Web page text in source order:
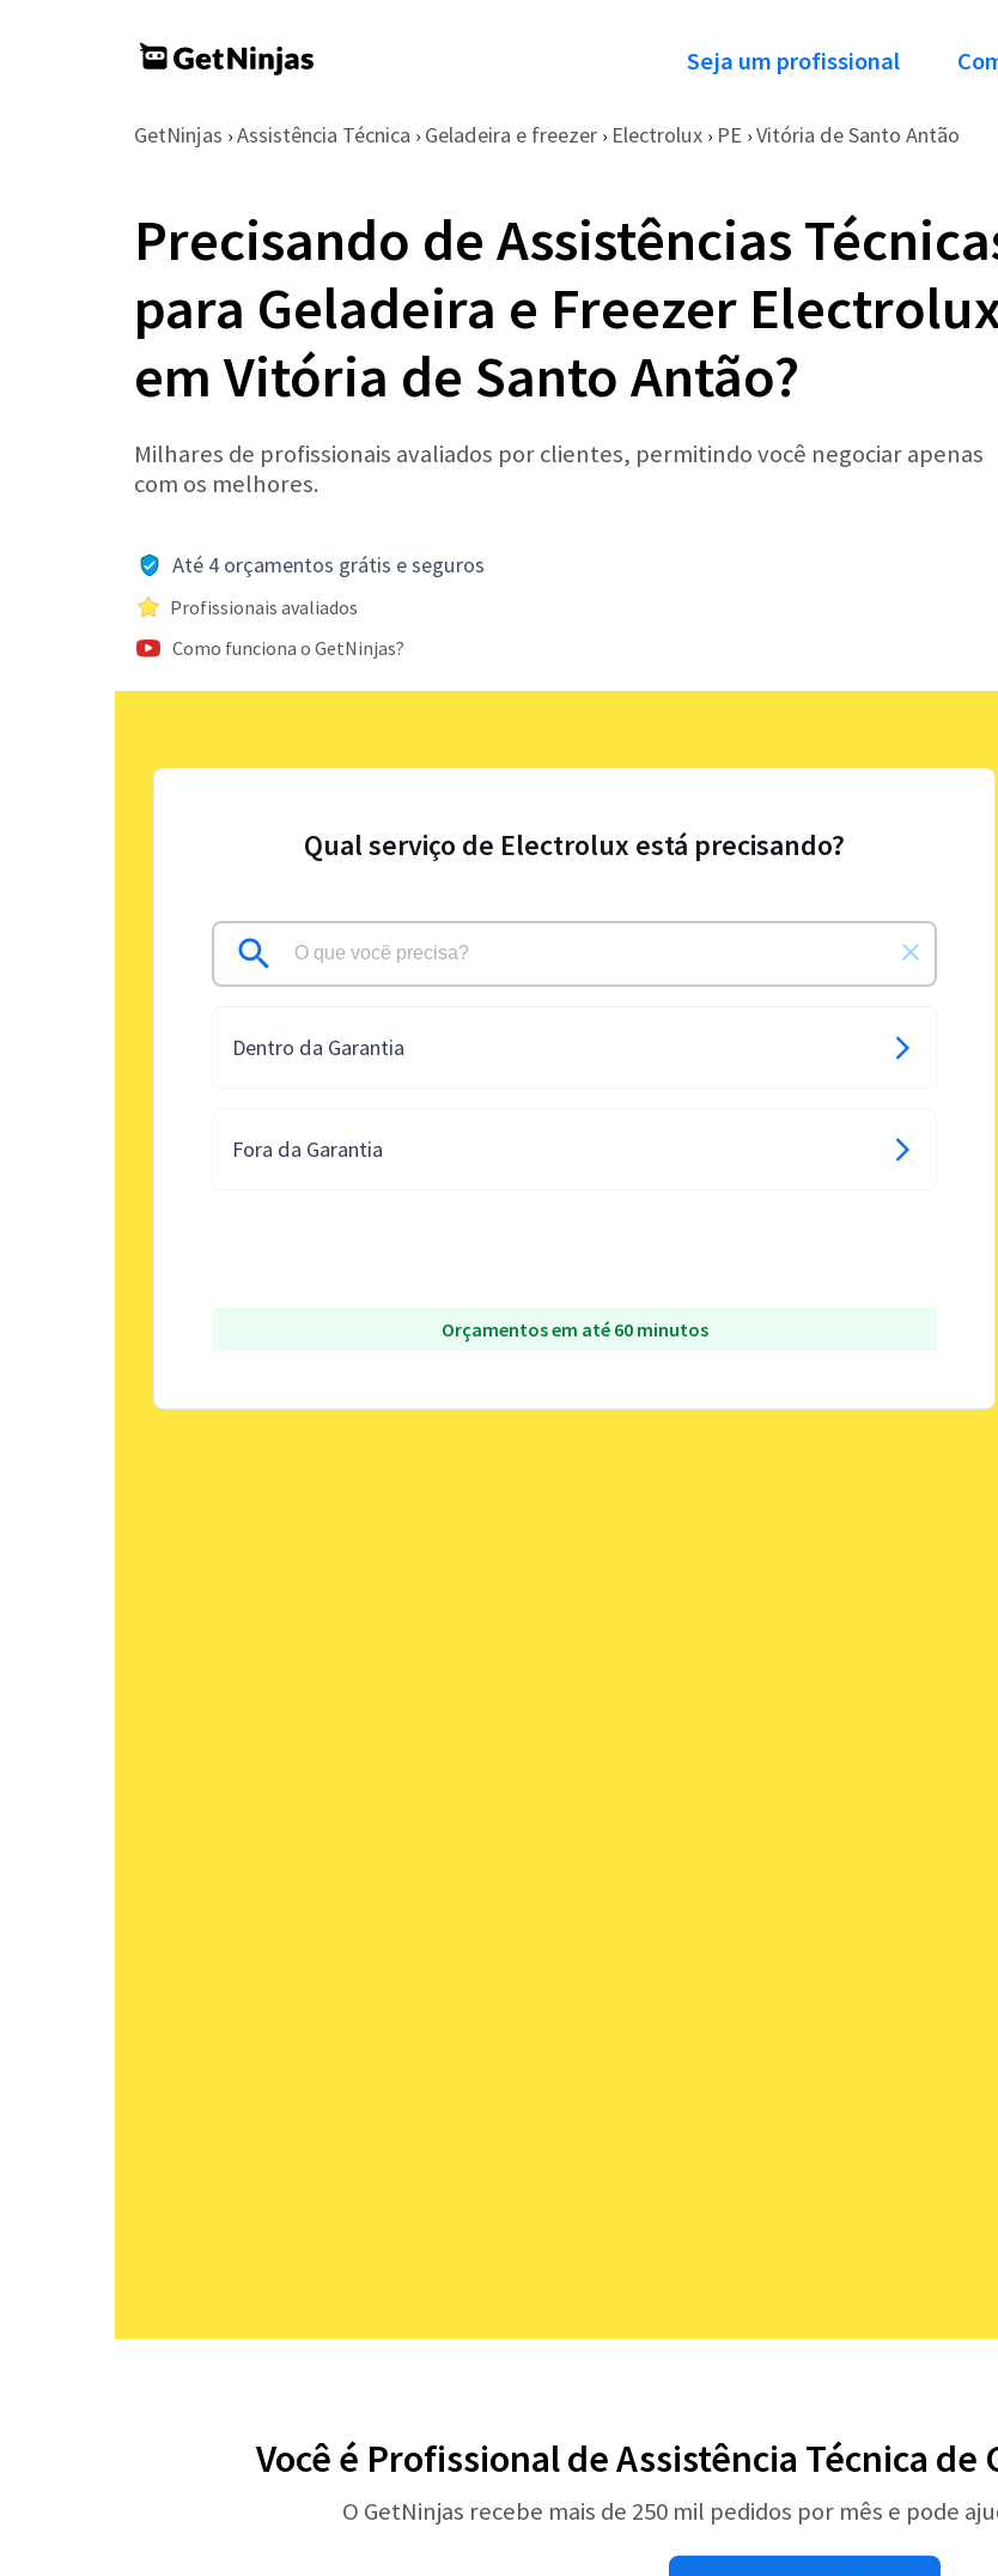
Seja um profissional
GetNinjas › Assistência Técnica › Geladeira e freezer › Electrolux › PE › Vitória de Santo Antão
Precisando de Assistências
para Geladeira e Freezer
em Vitória de Santo Antão?
Milhares de profissionais avaliados por clientes, permitindo você negociar apenas
com os melhores.
Até 4 orçamentos grátis e seguros
Profissionais avaliados
Como funciona o GetNinjas?
Qual serviço de Electrolux está precisando?
Dentro da Garantia
Fora da Garantia
Orçamentos em até 60 minutos
Você é Profissional de Assistência Técnica de
O GetNinjas recebe mais de 250 mil pedidos por mês e pode